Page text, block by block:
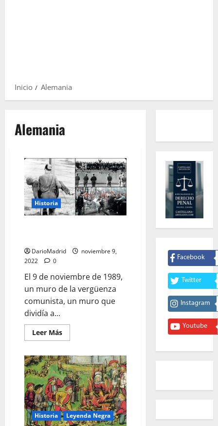
Inicio Alemania
Alemania
Historia
DarioMadrid
noviembre 9,
2022
0
El 9 de noviembre de 1989,
un muro de la vergüenza
comunista, un muro que
dividía a...
Leer MásLeer
más
El
Muro
de
Berlín,
el
muro
de
la
vergüenza
comunista
Historia Leyenda Negra
Facebook
Twitter
Instagram
Youtube